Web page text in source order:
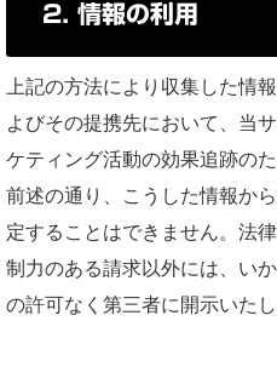
2. 情報の利用
上記の方法により収集した情
よびその提携先において、当
ケティング活動の効果追跡の
前述の通り、こうした情報か
定することはできません。法
制力のある請求以外には、い
の許可なく第三者に開示いたし